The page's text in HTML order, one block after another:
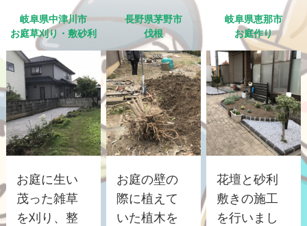
岐阜県中津川市
お庭草刈り・敷砂利
お庭に生い
茂った雑草
を刈り、整
長野県茅野市
伐根
お庭の壁の
際に植えて
いた植木を
岐阜県恵那市
お庭作り
花壇と砂利
敷きの施工
を行いまし